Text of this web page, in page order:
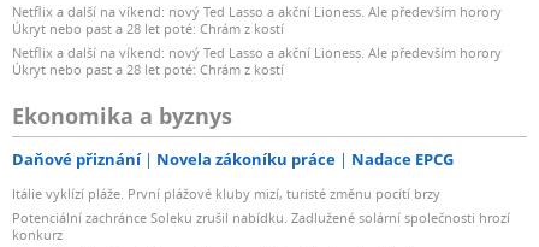
Netflix a další na víkend: nový Ted Lasso a akční Lioness. Ale především horory
Úkryt nebo past a 28 let poté: Chrám z kostí
Netflix a další na víkend: nový Ted Lasso a akční Lioness. Ale především horory
Úkryt nebo past a 28 let poté: Chrám z kostí
Ekonomika a byznys
Daňové přiznání Novela zákoníku práce Nadace EPCG
Itálie vyklízí pláže. První plážové kluby mizí, turisté změnu pocítí brzy
Potenciální zachránce Soleku zrušil nabídku. Zadlužené solární společnosti hrozí
konkurz